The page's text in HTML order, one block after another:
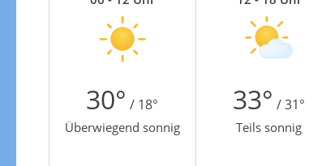
30° / 18° 33° / 31°
Überwiegend sonnig Teils sonnig